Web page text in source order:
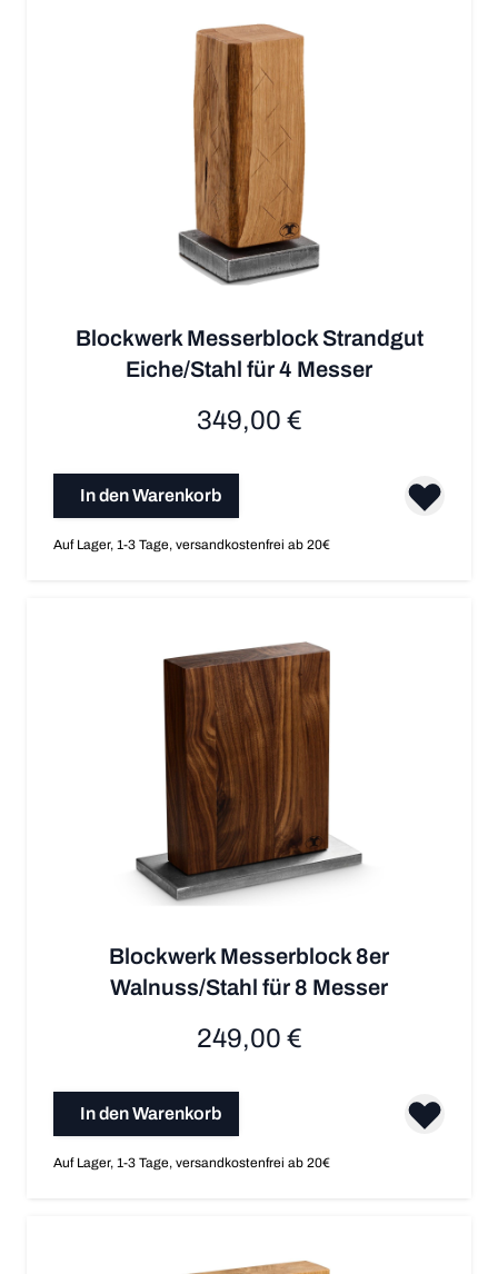
Blockwerk Messerblock Strandgut
Eiche/Stahl für 4 Messer
349,00 €
In den Warenkorb
Auf Lager, 1-3 Tage, versandkostenfrei ab 20€
Blockwerk Messerblock 8er
Walnuss/Stahl für 8 Messer
249,00 €
In den Warenkorb
Auf Lager, 1-3 Tage, versandkostenfrei ab 20€